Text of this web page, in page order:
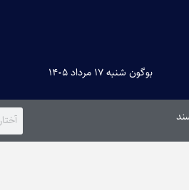
بوگون شنبه ۱۷ مرداد ۱۴۰۵